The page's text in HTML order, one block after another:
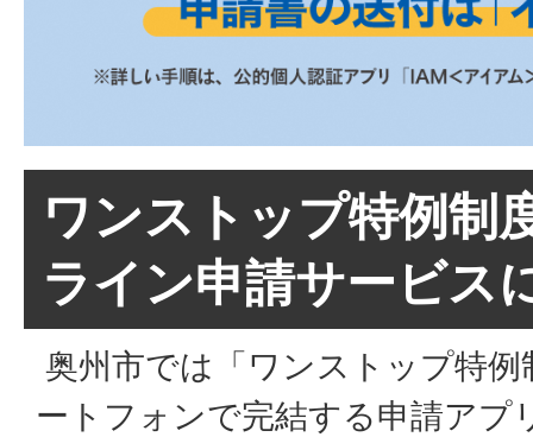
ワンストップ特例制
ライン申請サービス
奥州市では「ワンストップ特
ートフォンで完結する申請アプ